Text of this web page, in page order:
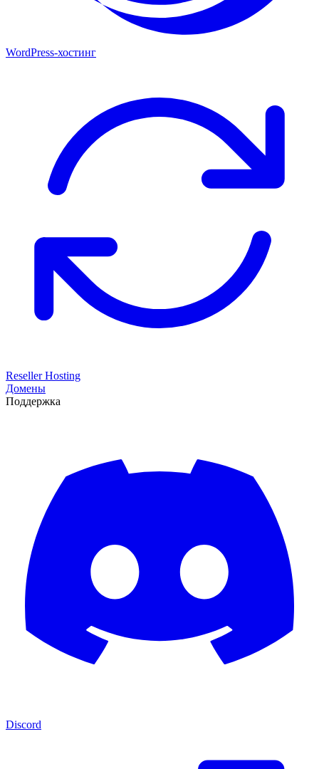
WordPress-хостинг
Reseller Hosting
Домены
Поддержка
Discord